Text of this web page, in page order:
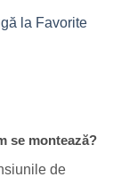
la Favorite
se montează?
de